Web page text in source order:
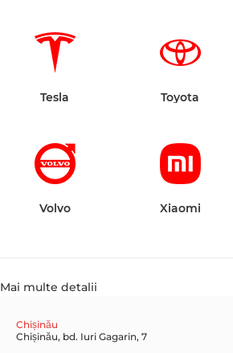
Tesla Toyota
Volvo Xiaomi
Mai multe detalii
Chișinău
Chișinău, bd. Iuri Gagarin, 7